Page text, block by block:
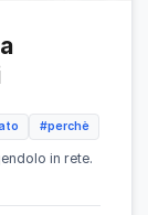
#perchè
in rete.